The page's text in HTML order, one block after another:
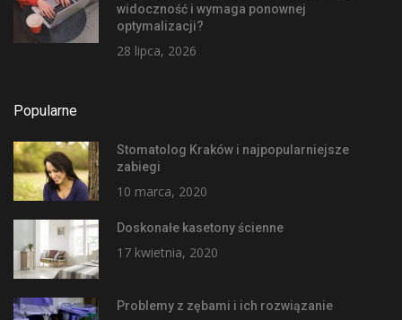
widoczność i wymaga ponownej
optymalizacji?
28 lipca, 2026
Popularne
Stomatolog Kraków i najpopularniejsze
zabiegi
10 marca, 2020
Doskonałe kasetony ścienne
17 kwietnia, 2020
Problemy z zębami i ich rozwiązanie